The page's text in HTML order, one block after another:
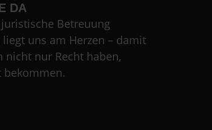
DA
Betreuung
uns am Herzen – damit
nicht nur Recht haben,
bekommen.